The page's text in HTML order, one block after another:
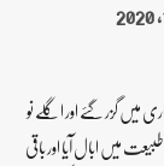
میں گزر گئے اور اگلے نو
میں ابال آیا اور باقی